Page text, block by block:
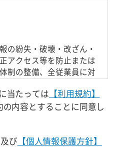
の紛失・破壊・改ざん・
アクセス等を防止または
制の整備、全従業員に対
制のもと、適切な個人情
当たっては 【利用規約】
内容とすることに同意し
び 【個人情報保護方針】